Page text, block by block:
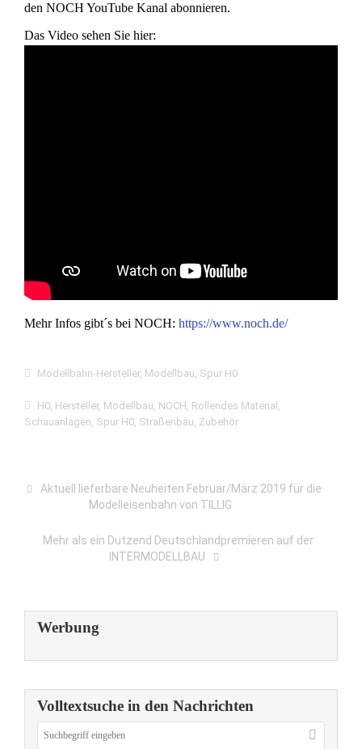
den NOCH YouTube Kanal abonnieren.
Das Video sehen Sie hier:
Mehr Infos gibt´s bei NOCH: https://www.noch.de/
Modellbahn-Hersteller, Modellbau, Spur H0
H0, Hersteller, Modellbau, NOCH, Rollendes Material ,
Schauanlagen, Spur H0, Straßenbau, Zubehör
Aktuell lieferbare Neuheiten Februar/März 2019 für die
Modelleisenbahn von TILLIG
Mehr als ein Dutzend Deutschlandpremieren auf der
INTERMODELLBAU
Werbung
Volltextsuche in den Nachrichten